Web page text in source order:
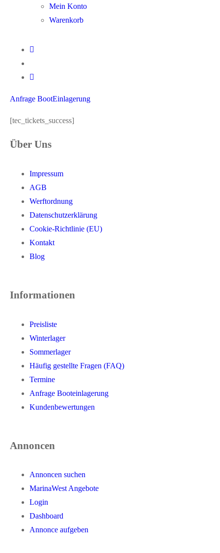
Mein Konto
Warenkorb
Anfrage BootEinlagerung
[tec_tickets_success]
Über Uns
Impressum
AGB
Werftordnung
Datenschutzerklärung
Cookie-Richtlinie (EU)
Kontakt
Blog
Informationen
Preisliste
Winterlager
Sommerlager
Häufig gestellte Fragen (FAQ)
Termine
Anfrage Booteinlagerung
Kundenbewertungen
Annoncen
Annoncen suchen
MarinaWest Angebote
Login
Dashboard
Annonce aufgeben